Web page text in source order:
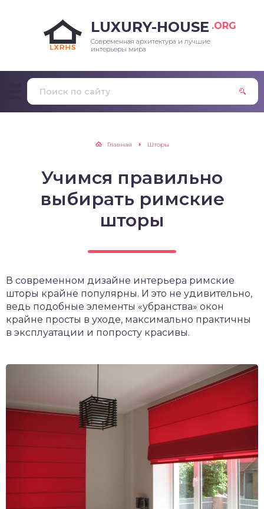
LUXURY-HOUSE .ORG
Современная архитектура и лучшие
интерьеры мира
Главная Шторы
Учимся правильно
выбирать римские
шторы
В современном дизайне интерьера римские
шторы крайне популярны. И это не удивительно,
ведь подобные элементы «убранства» окон
крайне просты в уходе, максимально практичны
в эксплуатации и попросту красивы.